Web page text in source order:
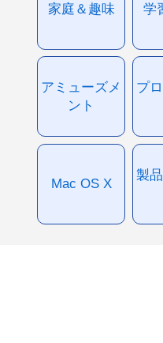
家庭＆趣味 学
アミューズメ
ント
プ
Mac OS X
製